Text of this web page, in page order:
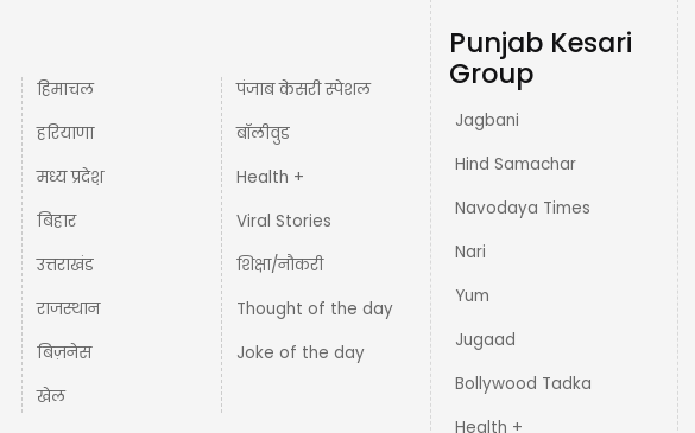
हिमाचल
हरियाणा
मध्य प्रदेश़
बिहार
उत्तराखंड
राजस्थान
बिज़नेस
खेल
पंजाब केसरी स्पेशल
बॉलीवुड
Health +
Viral Stories
शिक्षा/नौकरी
Thought of the day
Joke of the day
Punjab Kesari
Group
Jagbani
Hind Samachar
Navodaya Times
Nari
Yum
Jugaad
Bollywood Tadka
Health +